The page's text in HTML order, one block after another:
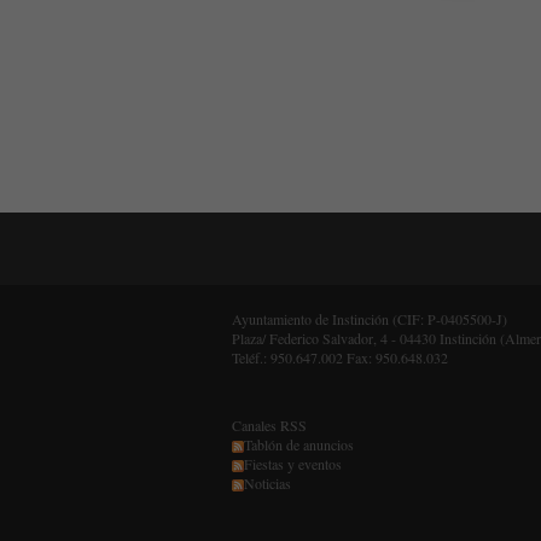
Ayuntamiento de Instinción (CIF: P-0405500-J)
Plaza/ Federico Salvador, 4 - 04430 Instinción
Teléf.: 950.647.002 Fax: 950.648.032
Canales RSS
Tablón de anuncios
Fiestas y eventos
Noticias